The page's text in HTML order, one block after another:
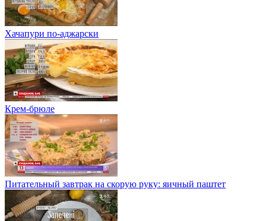
Хачапури по-аджарски
Крем-брюле
Питательный завтрак на скорую руку: яичный паштет